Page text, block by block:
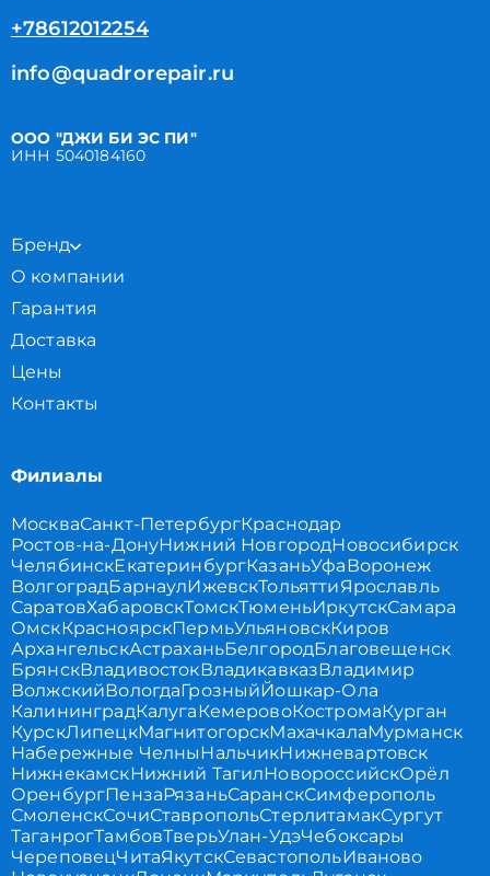
+78612012254
info@quadrorepair.ru
ООО "ДЖИ БИ ЭС ПИ"
ИНН 5040184160
Бренд
О компании
Гарантия
Доставка
Цены
Контакты
Филиалы
МоскваСанкт-ПетербургКраснодар
Ростов-на-ДонуНижний НовгородНовосибирск
ЧелябинскЕкатеринбургКазаньУфаВоронеж
ВолгоградБарнаулИжевскТольяттиЯрославль
СаратовХабаровскТомскТюменьИркутскСамара
ОмскКрасноярскПермьУльяновскКиров
АрхангельскАстраханьБелгородБлаговещенск
БрянскВладивостокВладикавказВладимир
ВолжскийВологдаГрозныйЙошкар-Ола
КалининградКалугаКемеровоКостромаКурган
КурскЛипецкМагнитогорскМахачкалаМурманск
Набережные ЧелныНальчикНижневартовск
НижнекамскНижний ТагилНовороссийскОрёл
ОренбургПензаРязаньСаранскСимферополь
СмоленскСочиСтавропольСтерлитамакСургут
ТаганрогТамбовТверьУлан-УдэЧебоксары
ЧереповецЧитаЯкутскСевастопольИваново